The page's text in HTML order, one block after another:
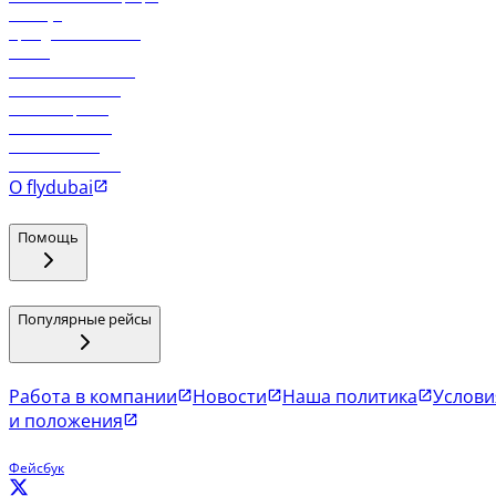
О flydubai
Помощь
Популярные рейсы
Работа в компании Новости Наша политика
и положения
Фейсбук